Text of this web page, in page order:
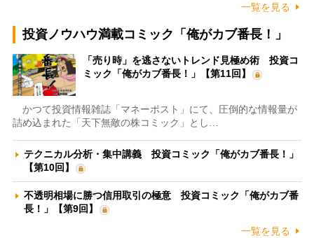
一覧を見る
投資ノウハウ満載コミック「俺がカブ番長！」
「売り時」を逃さないトレンド見極め術 投資コ
ミック「俺がカブ番長！」【第11回】
かつて投資情報雑誌「マネーポスト」にて、圧倒的な情報量が
詰め込まれた「天下無敵の株コミック」とし…
テクニカル分析・集中講義 投資コミック「俺がカブ番長！」
【第10回】
不透明相場に勝つ信用取引の極意 投資コミック「俺がカブ番
長！」【第9回】
一覧を見る